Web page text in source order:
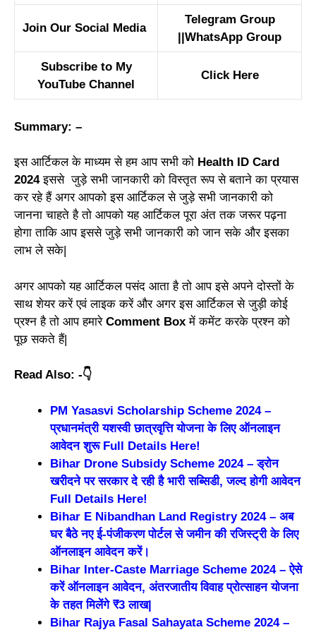
Join Our Social Media
Telegram Group
WhatsApp Group
Subscribe to My
YouTube Channel
Click Here
Summary: –
इस आर्टिकल के माध्यम से हम आप सभी को Health ID Card
2024इससे जुड़े सभी जानकारी को विस्तृत रूप से बताने का प्रयास
कर रहे हैं अगर आपको इस आर्टिकल से जुड़े सभी जानकारी को
जानना चाहते है तो आपको यह आर्टिकल पूरा अंत तक जरूर पढ़ना
होगा ताकि आप इससे जुड़े सभी जानकारी को जान सके और इसका
लाभ ले सके|
अगर आपको यह आर्टिकल पसंद आता है तो आप इसे अपने दोस्तों के
साथ शेयर करें एवं लाइक करें और अगर इस आर्टिकल से जुड़ी कोई
प्रश्न है तो आप हमारे Comment Box में कमेंट करके प्रश्न को
पूछ सकते हैं|
Read Also: -👇
PM Yasasvi Scholarship Scheme 2024 –
प्रधानमंत्री यशस्वी छात्रवृत्ति योजना के लिए ऑनलाइन
आवेदन शुरू Full Details Here!
Bihar Drone Subsidy Scheme 2024 – ड्रोन
खरीदने पर सरकार दे रही है भारी सब्सिडी, जल्द होगी आवेदन
Full Details Here!
Bihar E Nibandhan Land Registry 2024 – अब
घर बैठे नए ई-पंजीकरण पोर्टल से जमीन की रजिस्ट्री के लिए
ऑनलाइन आवेदन करें।
Bihar Inter-Caste Marriage Scheme 2024 – ऐसे
करें ऑनलाइन आवेदन, अंतरजातीय विवाह प्रोत्साहन योजना
के तहत मिलेंगे ₹3 लाख|
Bihar Rajya Fasal Sahayata Scheme 2024 –